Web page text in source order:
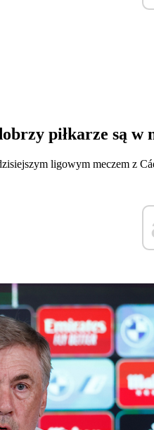
piłkarze są w
ligowym meczem z